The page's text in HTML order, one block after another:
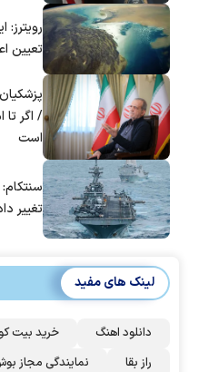
رویترز:
تعیین
/ اگر تا
است
تغییر
لینک های مفید
دانلود اهنگ خرید بیت
راز بقا
نمایندگی مجاز